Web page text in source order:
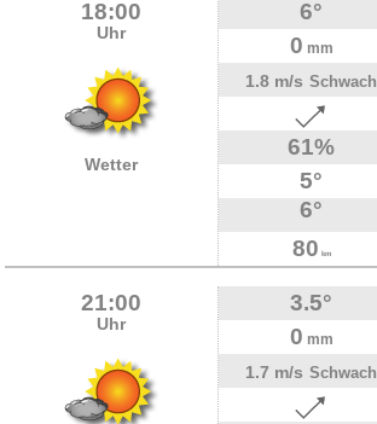
18:00
Uhr
Wetter
6°
0 mm
1.8 m/s Schwach
61%
5°
6°
80 km
21:00
Uhr
3.5°
0 mm
1.7 m/s Schwach